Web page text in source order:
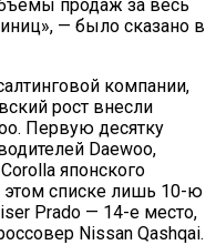
продаж за весь
— было сказано в
компании,
рост внесли
Первую десятку
Daewoo,
японского
этом списке лишь 10-ю
Prado — 14-е место,
Nissan Qashqai.